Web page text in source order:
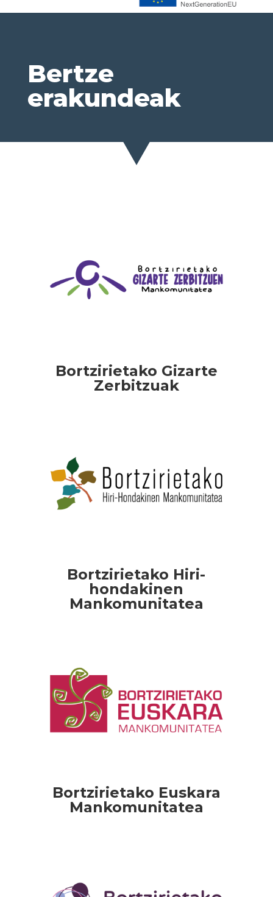
Bertze
erakundeak
Bortzirietako Gizarte
Zerbitzuak
Bortzirietako Hiri-
hondakinen
Mankomunitatea
Bortzirietako Euskara
Mankomunitatea